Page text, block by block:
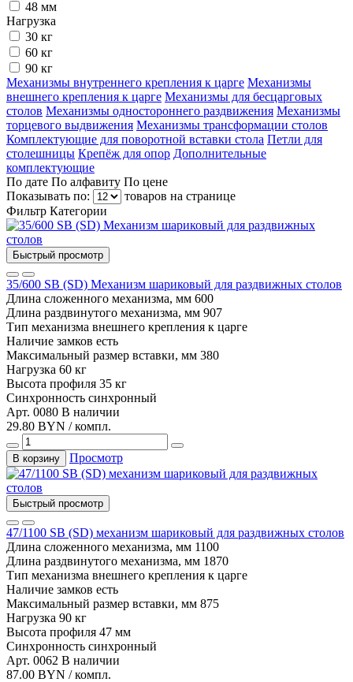
48 мм
Нагрузка
30 кг
60 кг
90 кг
Механизмы внутреннего крепления к царге Механизмы
внешнего крепления к царге Механизмы для бесцарговых
столов Механизмы одностороннего раздвижения Механизмы
торцевого выдвижения Механизмы трансформации столов
Комплектующие для поворотной вставки стола Петли для
столешницы Крепёж для опор Дополнительные
комплектующие
По дате По алфавиту По цене
Показывать по:
товаров на странице
Фильтр Категории
Быстрый просмотр
35/600 SB (SD) Механизм шариковый для раздвижных столов
Длина сложенного механизма, мм 600
Длина раздвинутого механизма, мм 907
Тип механизма внешнего крепления к царге
Наличие замков есть
Максимальный размер вставки, мм 380
Нагрузка 60 кг
Высота профиля 35 кг
Синхронность синхронный
Арт. 0080 В наличии
29.80 BYN / компл.
В корзину Просмотр
Быстрый просмотр
47/1100 SB (SD) механизм шариковый для раздвижных столов
Длина сложенного механизма, мм 1100
Длина раздвинутого механизма, мм 1870
Тип механизма внешнего крепления к царге
Наличие замков есть
Максимальный размер вставки, мм 875
Нагрузка 90 кг
Высота профиля 47 мм
Синхронность синхронный
Арт. 0062 В наличии
87.00 BYN / компл.